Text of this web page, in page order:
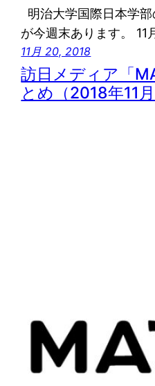
明治大学国際日本学
が今週末あります。
11月 20, 2018
訪日メディア「
とめ（2018年11月